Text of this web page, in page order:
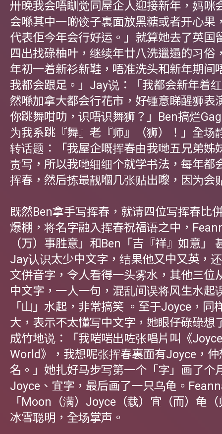
卅晚我会唔瞓觉同屋企人迎接新年，妈咪
会喺其中一啲饺子裏面放黑糖或者开心果
代表佢今年会行好运。」就算她去了英国
四出找碌柚叶，继续年廿八洗邋遢的习俗
年初一着新衫新鞋，唔准洗头和新年期间
我都会跟足。」Jay说：「我都会新年着
然喺加拿大都会行花市，好锺意睇醒狮表
你跳舞咁叻，识唔识舞狮？」Ben搞烂
为我系跳『舞』老『师』（狮）！」全场
转话题：「我屋企嘅挥春由我哋五兄弟姊
责写，所以我哋细细个就学书法，每年都
挥春，然后拣最靓嗰几张贴出嚟，因为会
既然Ben拿手写挥春，就请四位写挥春比
爆棚，将名字融入挥春祝福语之中，
（万）事胜意」和Ben「吉『祥』如意」
Jay认识太少中文字，结果他又中又英，
文併音字，令人看得一头雾水，其他三位
中文字，一人一句，混乱间误将风生水起
「山」水起，非常搞笑 。至于Joyce，同
大，表示不太懂写中文字，她眼仔碌碌想
成竹地说：「我啱啱出咗张唱片叫《
World》，我想呢张挥春裏面有Joyce，
名。」她扎好马步写第一个「字」画了个
Joyce、宜字，最后画了一只乌龟。
「Moon（满）Joyce（载）宜（而）龟
冰雪聪明，全场掌声。